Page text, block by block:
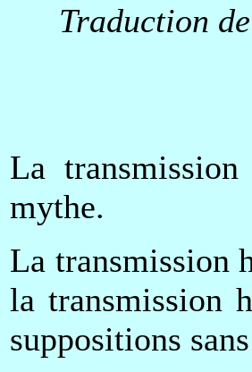
Traduction
La
mythe.
La transmission
la transmission
suppositions